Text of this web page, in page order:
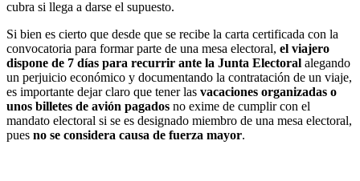
cubra si llega a darse el supuesto.
Si bien es cierto que desde que se recibe la carta certificada con la
convocatoria para formar parte de una mesa electoral,el viajero
dispone de 7 días para recurrir ante la Junta Electoralalegando
un perjuicio económico y documentando la contratación de un viaje,
es importante dejar claro que tener lasvacaciones organizadas o
unos billetes de avión pagados no exime de cumplir con el
mandato electoral si se es designado miembro de una mesa electoral,
puesno se considera causa de fuerza mayor.